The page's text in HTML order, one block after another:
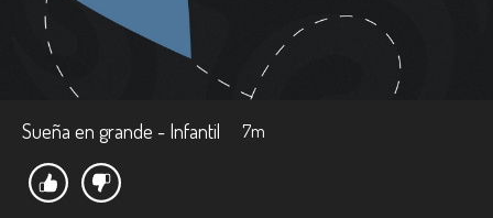
Sueña en grande - Infantil 7m